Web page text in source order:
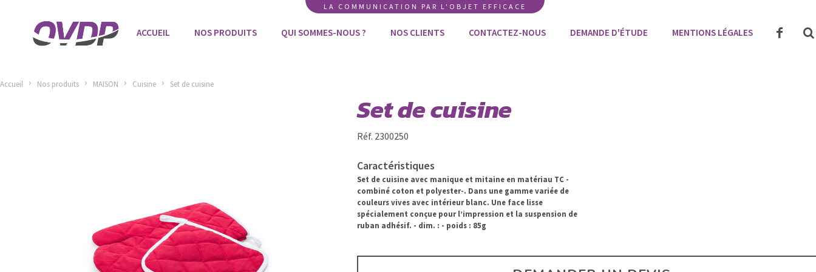
LA COMMUNICATION PAR L'OBJET EFFICACE
ACCUEIL NOS PRODUITS QUI SOMMES-NOUS ? NOS CLIENTS CONTACTEZ-NOUS DEMANDE D'ÉTUDE MENTIONS LÉGALES
Accueil Nos produits MAISON Cuisine Set de cuisine
Set de cuisine
Réf. 2300250
Caractéristiques
Set de cuisine avec manique et mitaine en matériau TC -
combiné coton et polyester-. Dans une gamme variée de
couleurs vives avec intérieur blanc. Une face lisse
spécialement conçue pour l’impression et la suspension de
ruban adhésif. - dim. : - poids : 85g